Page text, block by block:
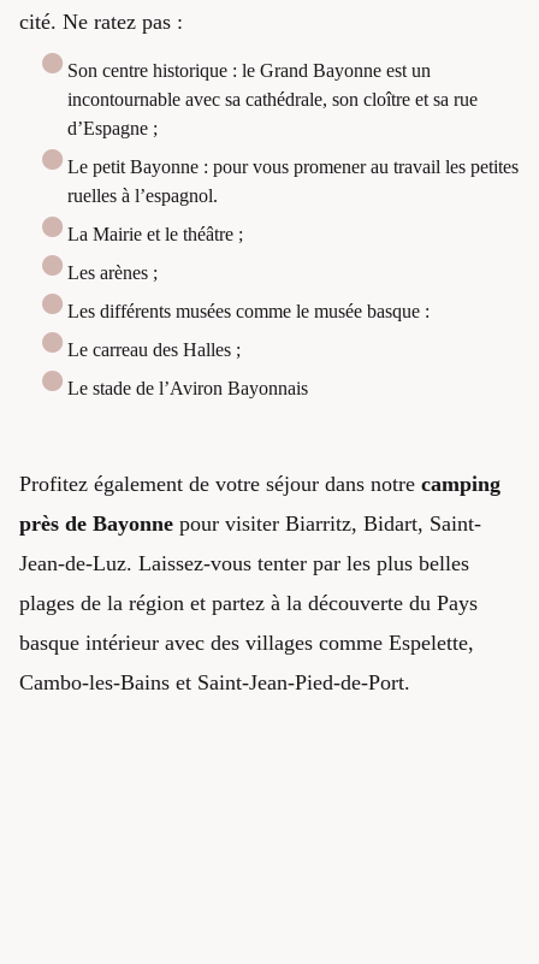
cité. Ne ratez pas :
Son centre historique : le Grand Bayonne est un
incontournable avec sa cathédrale, son cloître et sa rue
d’Espagne ;
Le petit Bayonne : pour vous promener au travail les petites
ruelles à l’espagnol.
La Mairie et le théâtre ;
Les arènes ;
Les différents musées comme le musée basque :
Le carreau des Halles ;
Le stade de l’Aviron Bayonnais
Profitez également de votre séjour dans notre camping
près de Bayonne pour visiter Biarritz, Bidart, Saint-
Jean-de-Luz. Laissez-vous tenter par les plus belles
plages de la région et partez à la découverte du Pays
basque intérieur avec des villages comme Espelette,
Cambo-les-Bains et Saint-Jean-Pied-de-Port.